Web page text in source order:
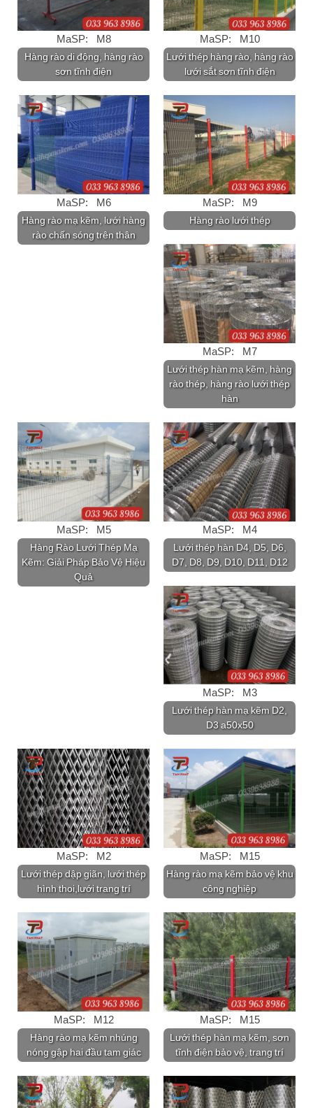
MaSP: M8
Hàng rào di động, hàng rào
sơn tĩnh điện
MaSP: M10
Lưới thép hàng rào, hàng rào
lưới sắt sơn tĩnh điện
MaSP: M6
Hàng rào mạ kẽm, lưới hàng
rào chấn sóng trên thân
MaSP: M9
Hàng rào lưới thép
MaSP: M7
Lưới thép hàn mạ kẽm, hàng
rào thép, hàng rào lưới thép
hàn
MaSP: M5
Hàng Rào Lưới Thép Mạ
Kẽm: Giải Pháp Bảo Vệ Hiệu
Quả
MaSP: M4
Lưới thép hàn D4, D5, D6,
D7, D8, D9, D10, D11, D12
MaSP: M3
Lưới thép hàn mạ kẽm D2,
D3 a50x50
MaSP: M2
Lưới thép dập giãn, lưới thép
hình thoi,lưới trang trí
MaSP: M15
Hàng rào mạ kẽm bảo vệ khu
công nghiệp
MaSP: M12
Hàng rào mạ kẽm nhúng
nóng gập hai đầu tam giác
MaSP: M15
Lưới thép hàn mạ kẽm, sơn
tĩnh điện bảo vệ, trang trí